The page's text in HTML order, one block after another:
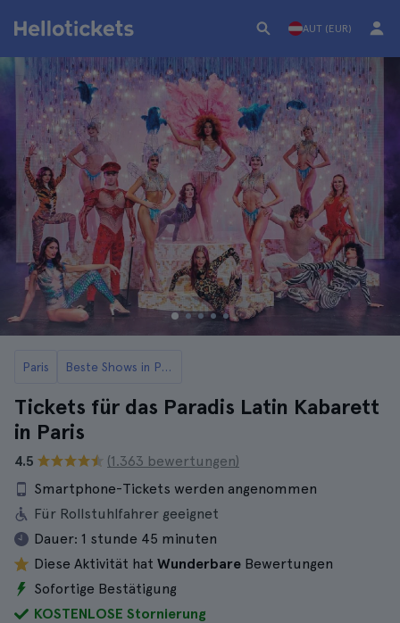
AUT (EUR)
Paris Beste Shows in Paris
Tickets für das Paradis Latin Kabarett
in Paris
4.5
(1.363 bewertungen)
Smartphone-Tickets werden angenommen
Für Rollstuhlfahrer geeignet
Dauer: 1 stunde 45 minuten
Diese Aktivität hat Wunderbare Bewertungen
Sofortige Bestätigung
KOSTENLOSE Stornierung